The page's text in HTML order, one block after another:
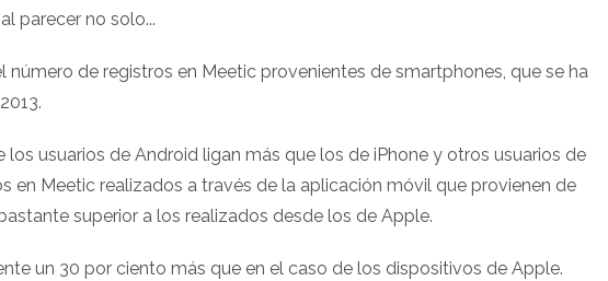
parecer no solo...
número de registros en Meetic provenientes de smartphones, que se ha
los usuarios de Android ligan más que los de iPhone y otros usuarios de
en Meetic realizados a través de la aplicación móvil que provienen de
superior a los realizados desde los de Apple.
un 30 por ciento más que en el caso de los dispositivos de Apple.